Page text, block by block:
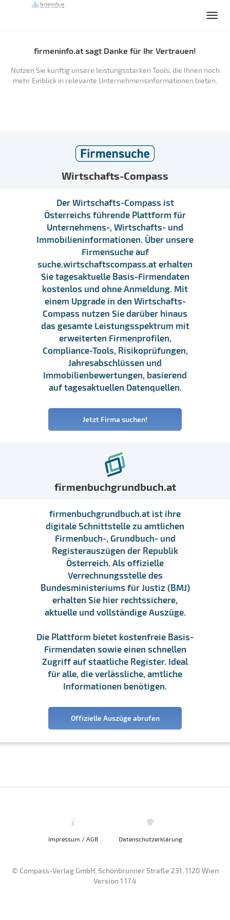
firmeninfo.at sagt Danke für Ihr Vertrauen!
Nutzen Sie künftig unsere leistungsstarken Tools, die Ihnen noch
mehr Einblick in relevante Unternehmensinformationen bieten.
Wirtschafts-Compass
Der Wirtschafts-Compass ist
Österreichs führende Plattform für
Unternehmens-, Wirtschafts- und
Immobilieninformationen. Über unsere
Firmensuche auf
suche.wirtschaftscompass.at erhalten
Sie tagesaktuelle Basis-Firmendaten
kostenlos und ohne Anmeldung. Mit
einem Upgrade in den Wirtschafts-
Compass nutzen Sie darüber hinaus
das gesamte Leistungsspektrum mit
erweiterten Firmenprofilen,
Compliance-Tools, Risikoprüfungen,
Jahresabschlüssen und
Immobilienbewertungen, basierend
auf tagesaktuellen Datenquellen.
Jetzt Firma suchen!
firmenbuchgrundbuch.at
firmenbuchgrundbuch.at ist ihre
digitale Schnittstelle zu amtlichen
Firmenbuch-, Grundbuch- und
Registerauszügen der Republik
Österreich. Als offizielle
Verrechnungsstelle des
Bundesministeriums für Justiz (BMJ)
erhalten Sie hier rechtssichere,
aktuelle und vollständige Auszüge.
Die Plattform bietet kostenfreie Basis-
Firmendaten sowie einen schnellen
Zugriff auf staatliche Register. Ideal
für alle, die verlässliche, amtliche
Informationen benötigen.
Offizielle Auszüge abrufen
Impressum / AGB Datenschutzerklärung
© Compass-Verlag GmbH, Schönbrunner Straße 231, 1120 Wien
Version 1.17.4